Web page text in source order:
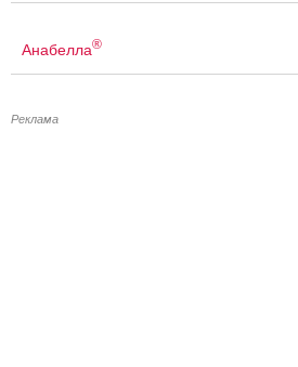
Анабелла®
Реклама